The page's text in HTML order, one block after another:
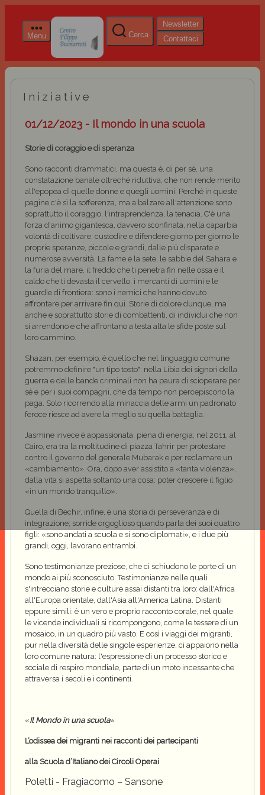
Menu Cerca
Newsletter
Contattaci
Iniziative
01/12/2023 - Il mondo in una scuola
Storie di coraggio e di speranza
Sono racconti drammatici, ma questa è, di per sé, una
constatazione banale oltreché riduttiva, che non rende merito
all'epopea di quelle donne e quegli uomini. Perché in queste
pagine c'è sì la sofferenza, ma a balzare all'attenzione sono
soprattutto il coraggio, l'intraprendenza, la tenacia. C'è una
forza d'animo gigantesca, davvero sconfinata, nella caparbia
volontà di coltivare, custodire e difendere giorno per giorno le
proprie speranze, piccole e grandi, dalle più disparate e
numerose avversità. La fame e la sete, le sabbie del Sahara e
la furia del mare, il freddo che ti penetra fin nelle ossa e il
caldo che ti devasta il cervello, i mercanti di uomini e le
guardie di frontiera: sono i nemici che hanno dovuto
affrontare per arrivare fin qui. Storie di dolore dunque, ma
anche e soprattutto storie di combattenti, di individui che non
si arrendono e che affrontano a testa alta le sfide poste sul
loro cammino.
Shazan, per esempio, è quello che nel linguaggio comune
potremmo definire "un tipo tosto": nella Libia dei signori della
guerra e delle bande criminali non ha paura di scioperare per
sé e per i suoi compagni, che da tempo non percepiscono la
paga. Solo ricorrendo alla minaccia delle armi un padronato
feroce riesce ad avere la meglio su quella battaglia.
Jasmine invece è appassionata, piena di energia; nel 2011, al
Cairo, era tra la moltitudine di piazza Tahrir per protestare
contro il governo del generale Mubarak e per reclamare un
«cambiamento». Ora, dopo aver assistito a «tanta violenza»,
dalla vita si aspetta soltanto una cosa: poter crescere il figlio
«in un mondo tranquillo».
Quella di Bechir, infine, è una storia di perseveranza e di
integrazione; sorride orgoglioso quando parla dei suoi quattro
figli: «sono andati a scuola e si sono diplomati», e i due più
grandi, oggi, lavorano entrambi.
Sono testimonianze preziose, che ci schiudono le porte di un
mondo ai più sconosciuto. Testimonianze nelle quali
s'intrecciano storie e culture assai distanti tra loro: dall'Africa
all'Europa orientale, dall'Asia all'America Latina. Distanti
eppure simili: è un vero e proprio racconto corale, nel quale
le vicende individuali si ricompongono, come le tessere di un
mosaico, in un quadro più vasto. E così i viaggi dei migranti,
pur nella diversità delle singole esperienze, ci appaiono nella
loro comune natura: l'espressione di un processo storico e
sociale di respiro mondiale, parte di un moto incessante che
attraversa i secoli e i continenti.
«Il Mondo in una scuola»
L’odissea dei migranti nei racconti dei partecipanti
alla Scuola d’Italiano dei Circoli Operai
Poletti - Fragiacomo – Sansone